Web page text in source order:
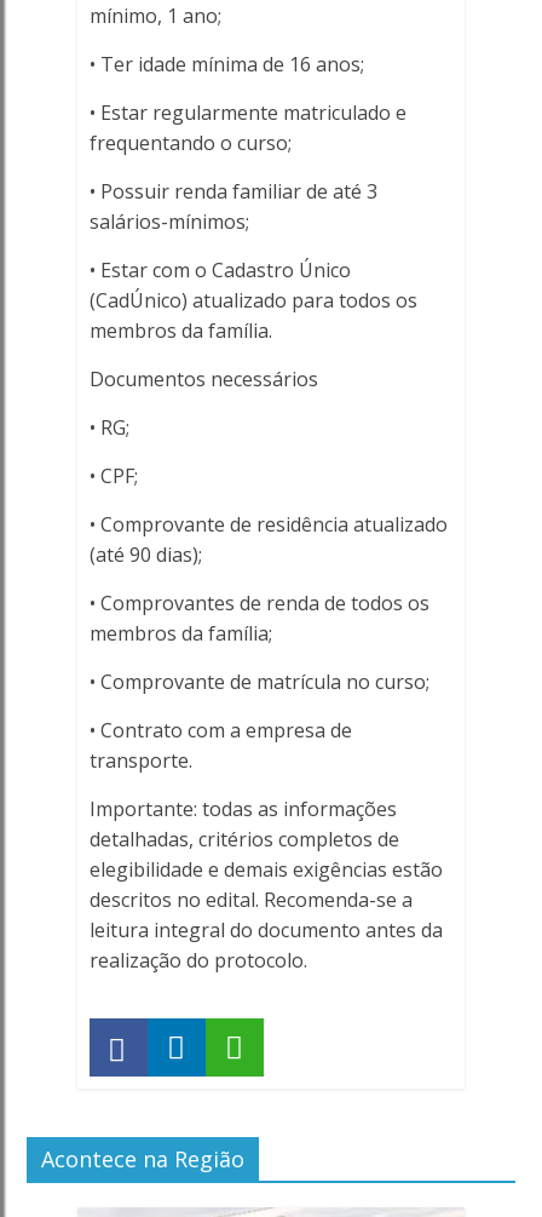
mínimo, 1 ano;
• Ter idade mínima de 16 anos;
• Estar regularmente matriculado e
frequentando o curso;
• Possuir renda familiar de até 3
salários-mínimos;
• Estar com o Cadastro Único
(CadÚnico) atualizado para todos os
membros da família.
Documentos necessários
• RG;
• CPF;
• Comprovante de residência atualizado
(até 90 dias);
• Comprovantes de renda de todos os
membros da família;
• Comprovante de matrícula no curso;
• Contrato com a empresa de
transporte.
Importante: todas as informações
detalhadas, critérios completos de
elegibilidade e demais exigências estão
descritos no edital. Recomenda-se a
leitura integral do documento antes da
realização do protocolo.
Acontece na Região